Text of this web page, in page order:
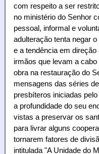
com respeito a ser
no ministério do Senhor
pessoal, informal e
adulteração tenta negar
e a tendência em
irmãos que levam a
obra na restauração do
mensagens das séries
presbíteros iniciadas
a profundidade do seu
vistas a preservar os
para livrar alguns
tornarem fatores de
intitulada "A Unidade do